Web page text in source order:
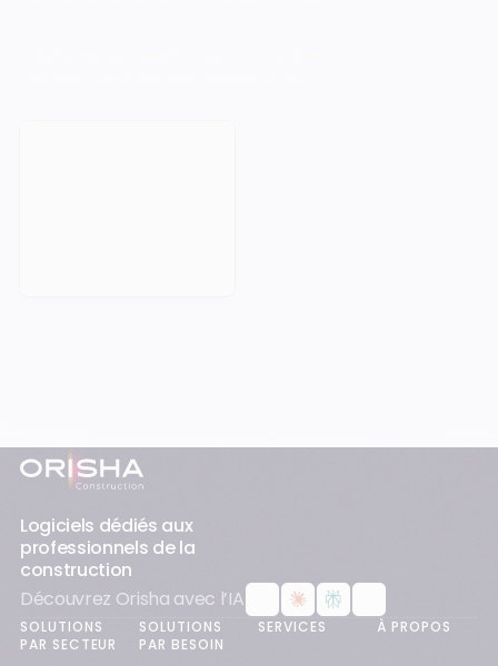
Pied-de-page
Logiciels dédiés aux
professionnels de la
construction
Découvrez Orisha avec l’IA
SOLUTIONS
PAR SECTEUR
SOLUTIONS
PAR BESOIN
SERVICES À PROPOS